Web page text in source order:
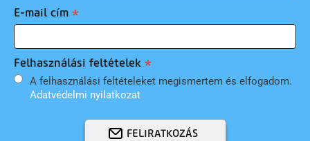
E-mail cím
Felhasználási feltételek
A felhasználási feltételeket megismertem és elfogadom.
Adatvédelmi nyilatkozat
FELIRATKOZÁS